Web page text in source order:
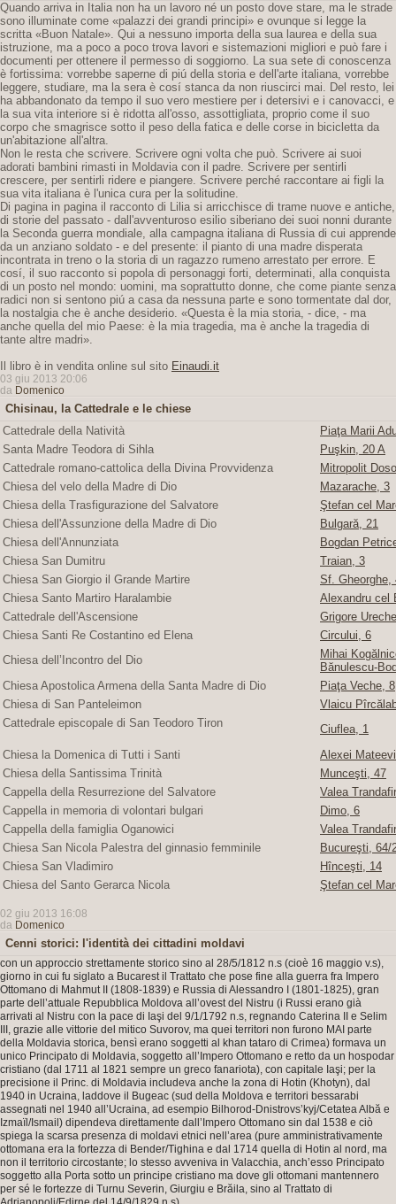
Quando arriva in Italia non ha un lavoro né un posto dove stare, ma le strade
sono illuminate come «palazzi dei grandi principi» e ovunque si legge la
scritta «Buon Natale». Qui a nessuno importa della sua laurea e della sua
istruzione, ma a poco a poco trova lavori e sistemazioni migliori e può fare i
documenti per ottenere il permesso di soggiorno. La sua sete di conoscenza
è fortissima: vorrebbe saperne di piú della storia e dell'arte italiana, vorrebbe
leggere, studiare, ma la sera è cosí stanca da non riuscirci mai. Del resto, lei
ha abbandonato da tempo il suo vero mestiere per i detersivi e i canovacci, e
la sua vita interiore si è ridotta all'osso, assottigliata, proprio come il suo
corpo che smagrisce sotto il peso della fatica e delle corse in bicicletta da
un'abitazione all'altra.
Non le resta che scrivere. Scrivere ogni volta che può. Scrivere ai suoi
adorati bambini rimasti in Moldavia con il padre. Scrivere per sentirli
crescere, per sentirli ridere e piangere. Scrivere perché raccontare ai figli la
sua vita italiana è l'unica cura per la solitudine.
Di pagina in pagina il racconto di Lilia si arricchisce di trame nuove e antiche,
di storie del passato - dall'avventuroso esilio siberiano dei suoi nonni durante
la Seconda guerra mondiale, alla campagna italiana di Russia di cui apprende
da un anziano soldato - e del presente: il pianto di una madre disperata
incontrata in treno o la storia di un ragazzo rumeno arrestato per errore. E
cosí, il suo racconto si popola di personaggi forti, determinati, alla conquista
di un posto nel mondo: uomini, ma soprattutto donne, che come piante senza
radici non si sentono piú a casa da nessuna parte e sono tormentate dal dor,
la nostalgia che è anche desiderio. «Questa è la mia storia, - dice, - ma
anche quella del mio Paese: è la mia tragedia, ma è anche la tragedia di
tante altre madri».
Il libro è in vendita online sul sito Einaudi.it
03 giu 2013 20:06
da Domenico
Chisinau, la Cattedrale e le chiese
Cattedrale della Natività
Piaţa Marii
Santa Madre Teodora di Sihla
Puşkin, 20 A
Cattedrale romano-cattolica della Divina Provvidenza
Mitropolit
Chiesa del velo della Madre di Dio
Mazarache, 3
Chiesa della Trasfigurazione del Salvatore
Ştefan cel
Chiesa dell'Assunzione della Madre di Dio
Bulgară, 21
Chiesa dell'Annunziata
Bogdan
Chiesa San Dumitru
Traian, 3
Chiesa San Giorgio il Grande Martire
Sf. Gheorghe,
Chiesa Santo Martiro Haralambie
Alexandru cel
Cattedrale dell'Ascensione
Grigore
Chiesa Santi Re Costantino ed Elena
Circului, 6
Chiesa dell’Incontro del Dio
Mihai
Bănulescu-
Chiesa Apostolica Armena della Santa Madre di Dio
Piaţa Veche, 8
Chiesa di San Panteleimon
Vlaicu
Cattedrale episcopale di San Teodoro Tiron
Ciuflea, 1
Chiesa la Domenica di Tutti i Santi
Alexei
Chiesa della Santissima Trinità
Munceşti, 47
Cappella della Resurrezione del Salvatore
Valea
Cappella in memoria di volontari bulgari
Dimo, 6
Cappella della famiglia Oganowici
Valea
Chiesa San Nicola Palestra del ginnasio femminile
Bucureşti, 64/
Chiesa San Vladimiro
Hînceşti, 14
Chiesa del Santo Gerarca Nicola
Ştefan cel
02 giu 2013 16:08
da Domenico
Cenni storici: l'identità dei cittadini moldavi
con un approccio strettamente storico sino al 28/5/1812 n.s (cioè 16 maggio v.s),
giorno in cui fu siglato a Bucarest il Trattato che pose fine alla guerra fra Impero
Ottomano di Mahmut II (1808-1839) e Russia di Alessandro I (1801-1825), gran
parte dell’attuale Repubblica Moldova all’ovest del Nistru (i Russi erano già
arrivati al Nistru con la pace di Iaşi del 9/1/1792 n.s, regnando Caterina II e Selim
III, grazie alle vittorie del mitico Suvorov, ma quei territori non furono MAI parte
della Moldavia storica, bensì erano soggetti al khan tataro di Crimea) formava un
unico Principato di Moldavia, soggetto all’Impero Ottomano e retto da un hospodar
cristiano (dal 1711 al 1821 sempre un greco fanariota), con capitale Iaşi; per la
precisione il Princ. di Moldavia includeva anche la zona di Hotin (Khotyn), dal
1940 in Ucraina, laddove il Bugeac (sud della Moldova e territori bessarabi
assegnati nel 1940 all’Ucraina, ad esempio Bilhorod-Dnistrovs’kyj/Cetatea Albă e
Izmaïl/Ismail) dipendeva direttamente dall’Impero Ottomano sin dal 1538 e ciò
spiega la scarsa presenza di moldavi etnici nell’area (pure amministrativamente
ottomana era la fortezza di Bender/Tighina e dal 1714 quella di Hotin al nord, ma
non il territorio circostante; lo stesso avveniva in Valacchia, anch’esso Principato
soggetto alla Porta sotto un principe cristiano ma dove gli ottomani mantennero
per sé le fortezze di Turnu Severin, Giurgiu e Brăila, sino al Trattato di